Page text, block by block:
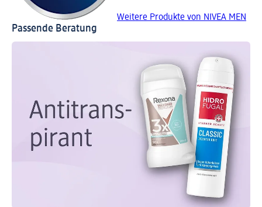
Weitere Produkte von NIVEA MEN
Passende Beratung